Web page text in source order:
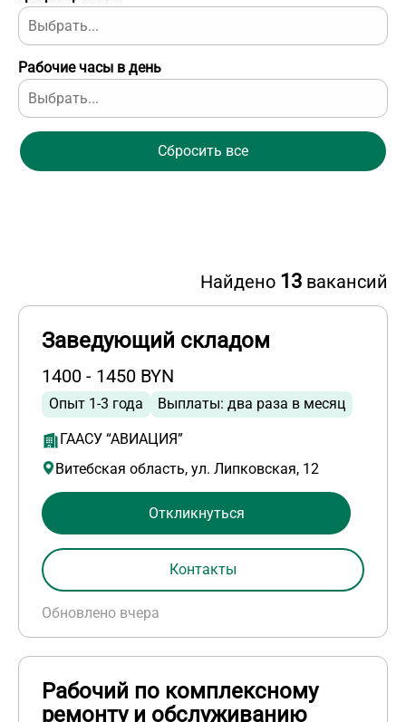
Рабочие часы в день
Сбросить все
Найдено 13 вакансий
Заведующий складом
1400 - 1450 BYN
Опыт 1-3 года Выплаты: два раза в месяц
ГААСУ “АВИАЦИЯ”
Витебская область, ул. Липковская, 12
Обновлено вчера
Откликнуться
Контакты
Рабочий по комплексному
ремонту и обслуживанию